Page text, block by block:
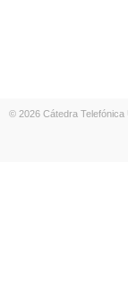
© 2026 Cátedra Telefónica